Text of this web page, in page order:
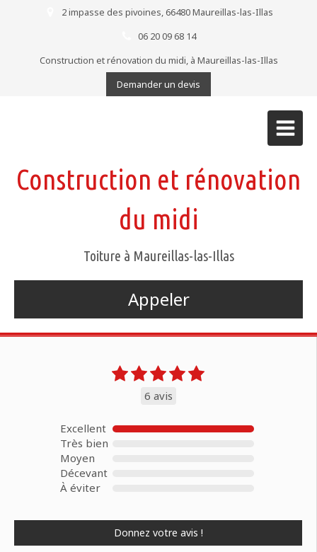
2 impasse des pivoines, 66480 Maureillas-las-Illas
06 20 09 68 14
Construction et rénovation du midi, à Maureillas-las-Illas
Demander un devis
Construction et rénovation
du midi
Toiture à Maureillas-las-Illas
Appeler
6 avis
Excellent
Très bien
Moyen
Décevant
À éviter
Donnez votre avis !